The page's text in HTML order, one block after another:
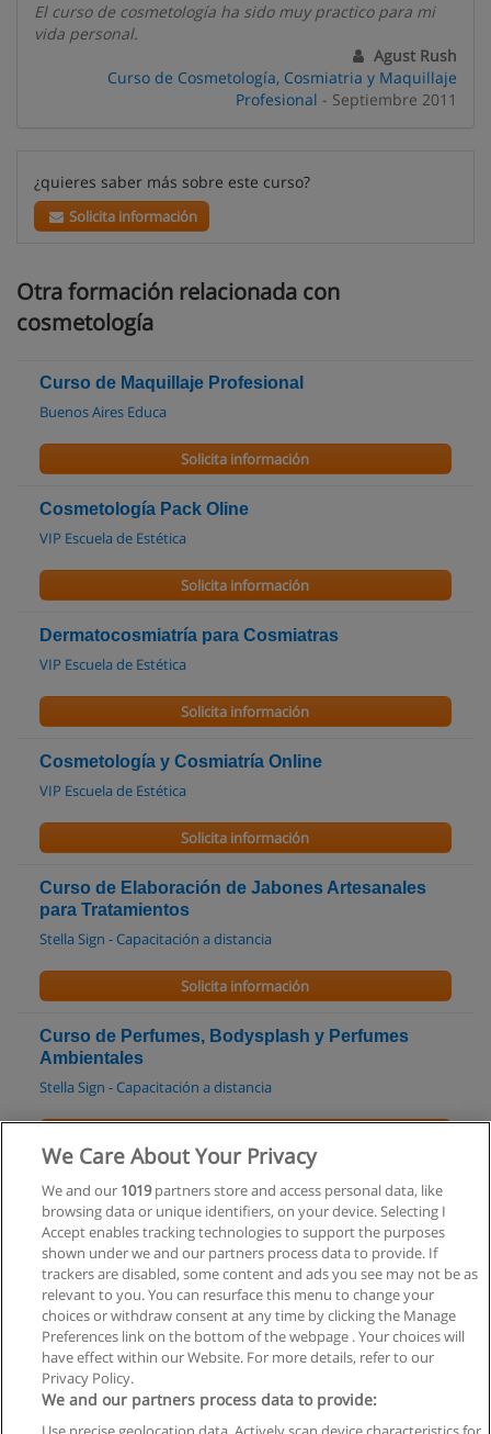
El curso de cosmetología ha sido muy practico para mi
vida personal.
Agust Rush
Curso de Cosmetología, Cosmiatria y Maquillaje
Profesional - Septiembre 2011
¿quieres saber más sobre este curso?
Solicita información
Otra formación relacionada con
cosmetología
Curso de Maquillaje Profesional
Buenos Aires Educa
Solicita información
Cosmetología Pack Oline
VIP Escuela de Estética
Solicita información
Dermatocosmiatría para Cosmiatras
VIP Escuela de Estética
Solicita información
Cosmetología y Cosmiatría Online
VIP Escuela de Estética
Solicita información
Curso de Elaboración de Jabones Artesanales
para Tratamientos
Stella Sign - Capacitación a distancia
Solicita información
Curso de Perfumes, Bodysplash y Perfumes
Ambientales
Stella Sign - Capacitación a distancia
Curso de Aparatología en Estética
Instituto Educativo en Salud Salutaris
Solicita información
Privacidad de datos
We Care About Your Privacy
We and our 1019partners store and access personal data, like
browsing data or unique identifiers, on your device. Selecting I
Accept enables tracking technologies to support the purposes
shown under we and our partners process data to provide. If
trackers are disabled, some content and ads you see may not be as
relevant to you. You can resurface this menu to change your
choices or withdraw consent at any time by clicking the Manage
Preferences link on the bottom of the webpage . Your choices will
have effect within our Website. For more details, refer to our
Privacy Policy.
We and our partners process data to provide: